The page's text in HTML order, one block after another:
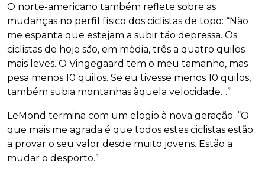
O norte-americano também reflete sobre as
mudanças no perfil físico dos ciclistas de topo: “Não
me espanta que estejam a subir tão depressa. Os
ciclistas de hoje são, em média, três a quatro quilos
mais leves. O Vingegaard tem o meu tamanho, mas
pesa menos 10 quilos. Se eu tivesse menos 10 quilos,
também subia montanhas àquela velocidade…”
LeMond termina com um elogio à nova geração: “O
que mais me agrada é que todos estes ciclistas estão
a provar o seu valor desde muito jovens. Estão a
mudar o desporto.”